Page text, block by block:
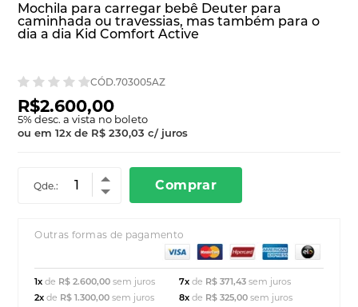
Mochila para carregar bebê Deuter para
caminhada ou travessias, mas também para o
dia a dia Kid Comfort Active
CÓD.703005AZ
R$2.600,00
5% desc. a vista no boleto
ou em12x de R$ 230,03 c/ juros
Qde.: Comprar
Outras formas de pagamento
1xde R$ 2.600,00 sem juros
2xde R$ 1.300,00 sem juros
7x de R$ 371,43sem juros
8x de R$ 325,00sem juros